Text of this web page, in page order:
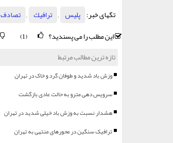
تگهای خبر: پلیس , ترافیك , تصادف
این مطلب را می پسندید؟
(1)
تازه ترین مطالب مرتبط
وزش باد شدید و طوفان گرد و خاک در تهران
سرویس دهی مترو به حالت عادی بازگشت
هشدار نسبت به وزش باد خیلی شدید در تهران
ترافیک سنگین در محورهای منتهی به تهران